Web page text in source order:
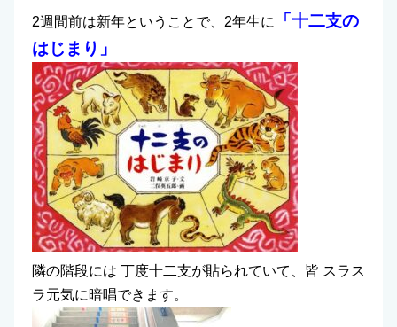
2週間前は新年ということで、2年生に
「十二支の
はじまり」
隣の階段には 丁度十二支が貼られていて、皆 スラス
ラ元気に暗唱できます。